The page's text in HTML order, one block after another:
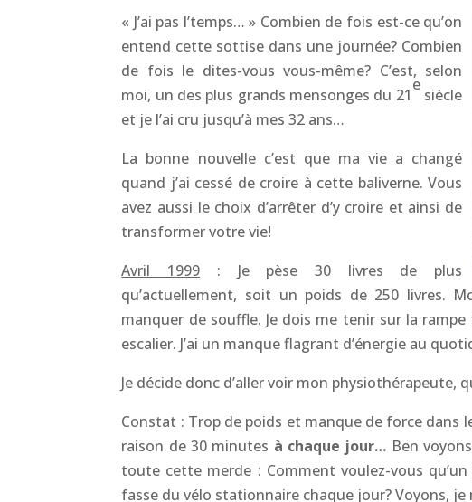
« J’ai pas l’temps… » Combien de fois est-ce qu’on
entend cette sottise dans une journée? Combien
de fois le dites-vous vous-même? C’est, selon
moi, un des plus grands mensonges du 21
e
siècle
et je l’ai cru jusqu’à mes 32 ans…
La bonne nouvelle c’est que ma vie a changé
quand j’ai cessé de croire à cette baliverne. Vous
avez aussi le choix d’arrêter d’y croire et ainsi de
transformer votre vie!
Avril 1999 : Je pèse 30 livres de plus
qu’actuellement, soit un poids de 250 livres.
manquer de souffle. Je dois me tenir sur la
escalier. J’ai un manque flagrant d’énergie au
Je décide donc d’aller voir mon physiothérapeute,
Constat : Trop de poids et manque de force dans
raison de 30 minutes à chaque jour… Ben
toute cette merde : Comment voulez-vous
fasse du vélo stationnaire chaque jour? Voyons, je